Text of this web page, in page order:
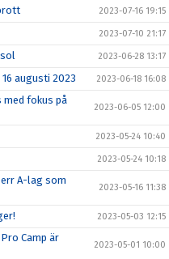
2023-07-16 19:15
2023-07-10 21:17
2023-06-28 13:17
augusti 2023 2023-06-18 16:08
med fokus på
2023-06-05 12:00
2023-05-24 10:40
2023-05-24 10:18
A-lag som
2023-05-16 11:38
2023-05-03 12:15
Camp är
2023-05-01 10:00